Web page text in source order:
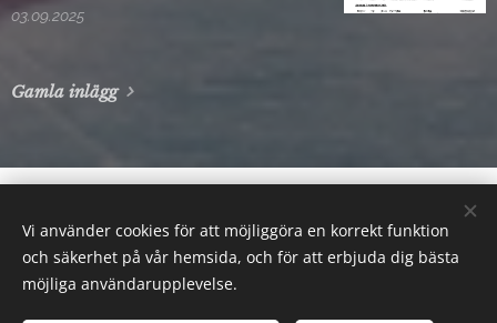
03.09.2025
Gamla inlägg
Sunderby SK - Gallringsvägen 4, 954 42 Södra
Sunderbyn. Telefon: 0920-26 11 76
Vi använder cookies för att möjliggöra en korrekt funktion
och säkerhet på vår hemsida, och för att erbjuda dig bästa
möjliga användarupplevelse.